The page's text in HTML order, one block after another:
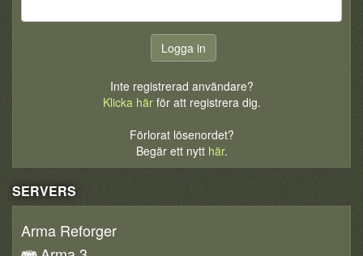
Inte registrerad användare?
Klicka härför att registrera dig.
Förlorat lösenordet?
Begär ett nytt här.
SERVERS
Arma Reforger